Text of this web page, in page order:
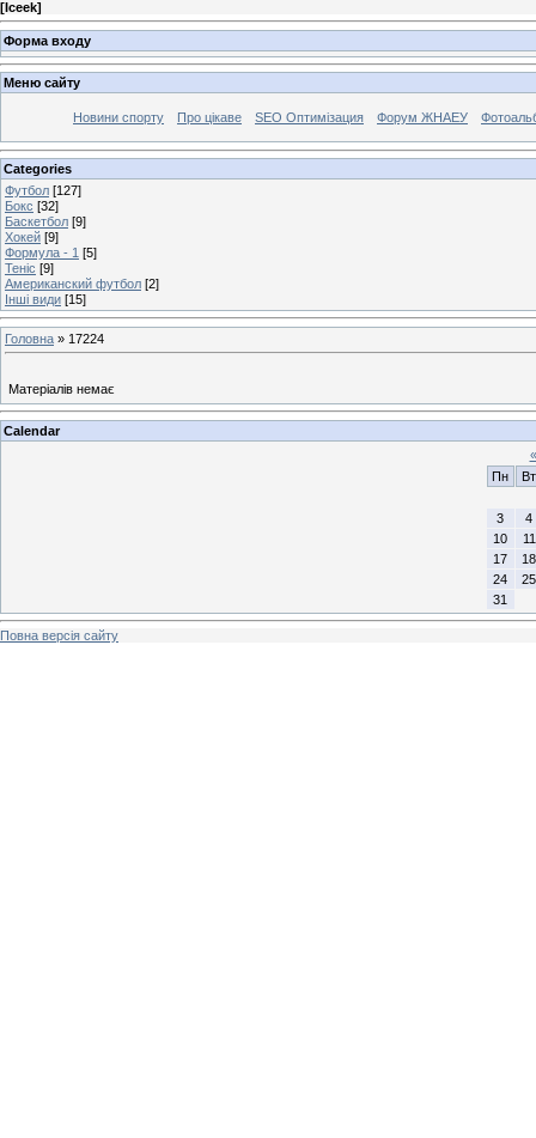
[Iceek]
Форма входу
Меню сайту
Новини спорту Про цікаве SEO Оптимізация Форум ЖНАЕУ
Categories
Футбол [127]
Бокс [32]
Баскетбол [9]
Хокей [9]
Формула - 1 [5]
Теніс [9]
Американский футбол [2]
Інші види [15]
Головна » 17224
Матеріалів немає
Calendar
«
Пн
Вт
3
4
10
11
17
18
24
25
31
Повна версія сайту